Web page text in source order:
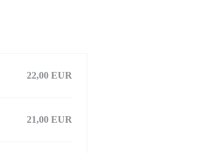
22,00 EUR
21,00 EUR